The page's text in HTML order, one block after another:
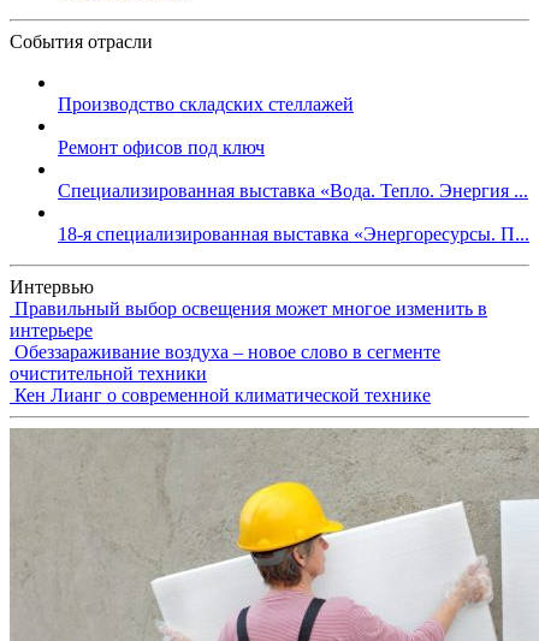
События отрасли
Производство складских стеллажей
Ремонт офисов под ключ
Специализированная выставка «Вода. Тепло. Энергия ...
18-я специализированная выставка «Энергоресурсы. П...
Интервью
Правильный выбор освещения может многое изменить в
интерьере
Обеззараживание воздуха – новое слово в сегменте
очистительной техники
Кен Лианг о современной климатической технике